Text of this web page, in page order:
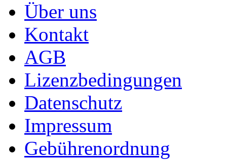
Über uns
Kontakt
AGB
Lizenzbedingungen
Datenschutz
Impressum
Gebührenordnung